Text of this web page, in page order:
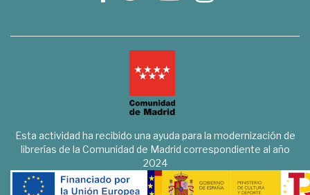
Esta actividad ha recibido una ayuda para la modernización de
librerías de la Comunidad de Madrid correspondiente al año
2024